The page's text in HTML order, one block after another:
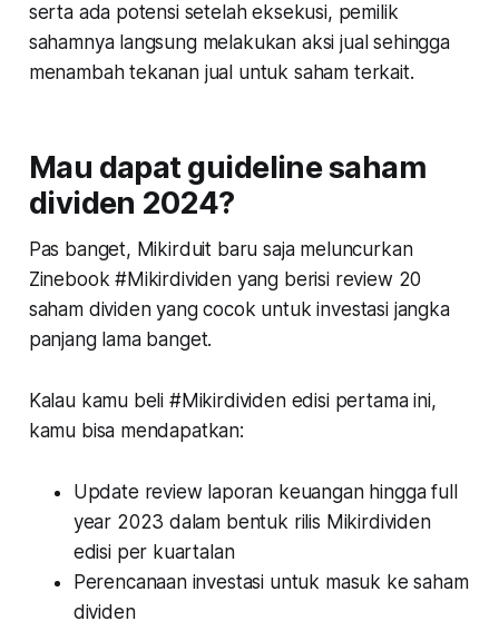
serta ada potensi setelah eksekusi, pemilik
sahamnya langsung melakukan aksi jual sehingga
menambah tekanan jual untuk saham terkait.
Mau dapat guideline saham
dividen 2024?
Pas banget, Mikirduit baru saja meluncurkan
Zinebook #Mikirdividen yang berisi review 20
saham dividen yang cocok untuk investasi jangka
panjang lama banget.
Kalau kamu beli #Mikirdividen edisi pertama ini,
kamu bisa mendapatkan:
Update review laporan keuangan hingga full
year 2023 dalam bentuk rilis Mikirdividen
edisi per kuartalan
Perencanaan investasi untuk masuk ke saham
dividen